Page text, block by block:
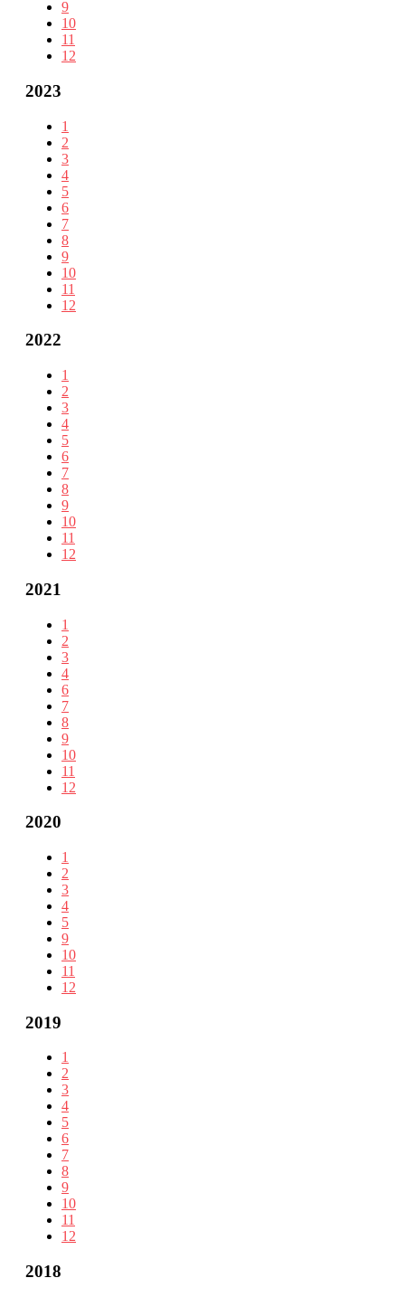
9
10
11
12
2023
1
2
3
4
5
6
7
8
9
10
11
12
2022
1
2
3
4
5
6
7
8
9
10
11
12
2021
1
2
3
4
6
7
8
9
10
11
12
2020
1
2
3
4
5
9
10
11
12
2019
1
2
3
4
5
6
7
8
9
10
11
12
2018